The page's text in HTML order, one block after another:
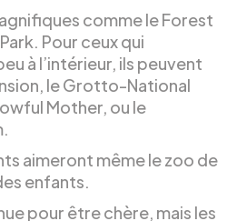
comme le Forest
Pour ceux qui
à l’intérieur, ils peuvent
le Grotto-National
Mother, ou le
aimeront même le zoo de
enfants.
pour être chère, mais les